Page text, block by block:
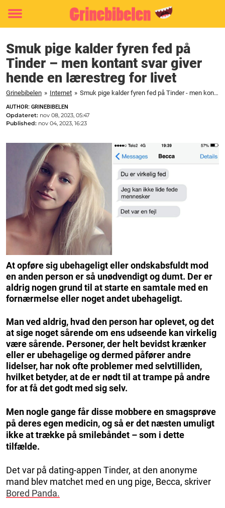
Toggle
Smuk pige kalder fyren fed på
Tinder – men kontant svar giver
hende en lærestreg for livet
Grinebibelen » Internet » Smuk pige kalder fyren fed på Tinder - men kontant svar giver hende en lærestreg for livet
AUTHOR: GRINEBIBELEN
Opdateret: nov 08, 2023, 05:47
Published: nov 04, 2023, 16:23
At opføre sig ubehageligt eller ondskabsfuldt mod
en anden person er så unødvendigt og dumt. Der er
aldrig nogen grund til at starte en samtale med en
fornærmelse eller noget andet ubehageligt.
Man ved aldrig, hvad den person har oplevet, og det
at sige noget sårende om ens udseende kan virkelig
være sårende. Personer, der helt bevidst krænker
eller er ubehagelige og dermed påfører andre
lidelser, har nok ofte problemer med selvtilliden,
hvilket betyder, at de er nødt til at trampe på andre
for at få det godt med sig selv.
Men nogle gange får disse mobbere en smagsprøve
på deres egen medicin, og så er det næsten umuligt
ikke at trække på smilebåndet – som i dette
tilfælde.
Det var på dating-appen Tinder, at den anonyme
mand blev matchet med en ung pige, Becca, skriver
Bored Panda.